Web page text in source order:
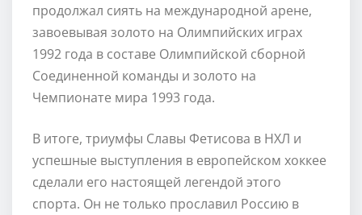
продолжал сиять на международной арене,
завоевывая золото на Олимпийских играх
1992 года в составе Олимпийской сборной
Соединенной команды и золото на
Чемпионате мира 1993 года.
В итоге, триумфы Славы Фетисова в НХЛ и
успешные выступления в европейском хоккее
сделали его настоящей легендой этого
спорта. Он не только прославил Россию в